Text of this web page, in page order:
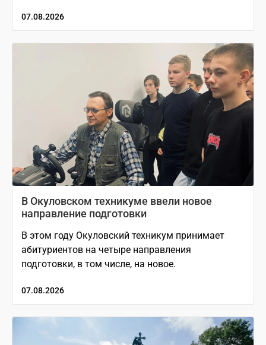
07.08.2026
В Окуловском техникуме ввели новое
направление подготовки
В этом году Окуловский техникум принимает
абитуриентов на четыре направления
подготовки, в том числе, на новое.
07.08.2026